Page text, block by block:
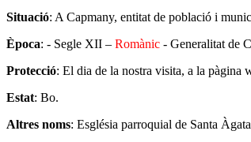
Situació: A Capmany, entitat de població i
Època: - Segle XII – Romànic - Generalitat de
Protecció: El dia de la nostra visita, a la pàgina
Estat: Bo.
Altres noms: Església parroquial de Santa